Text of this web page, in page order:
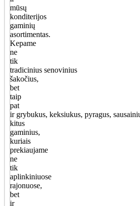
mūsų
konditerijos
gaminių
asortimentas.
Kepame
ne
tik
tradicinius senovinius
šakočius,
bet
taip
pat
ir grybukus, keksiukus, pyragus,
kitus
gaminius,
kuriais
prekiaujame
ne
tik
aplinkiniuose
rajonuose,
bet
ir